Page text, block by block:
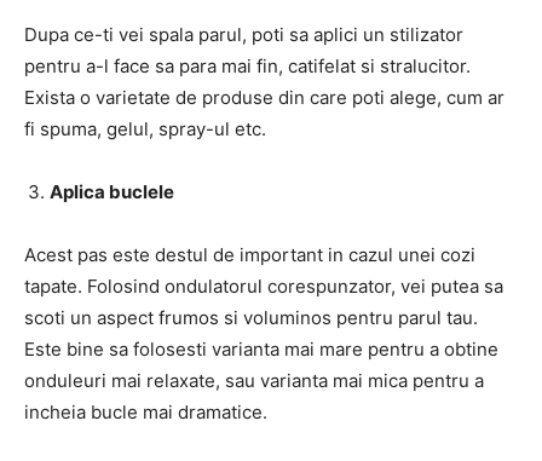
Dupa ce-ti vei spala parul, poti sa aplici un stilizator
pentru a-l face sa para mai fin, catifelat si stralucitor.
Exista o varietate de produse din care poti alege, cum ar
fi spuma, gelul, spray-ul etc.
Aplica buclele
Acest pas este destul de important in cazul unei cozi
tapate. Folosind ondulatorul corespunzator, vei putea sa
scoti un aspect frumos si voluminos pentru parul tau.
Este bine sa folosesti varianta mai mare pentru a obtine
onduleuri mai relaxate, sau varianta mai mica pentru a
incheia bucle mai dramatice.